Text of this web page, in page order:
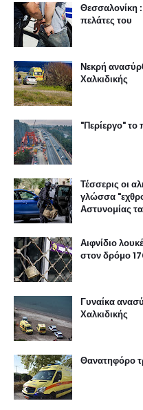
Θεσσαλονίκη
πελάτες του
Νεκρή
Χαλκιδικής
"Περίεργο"
Τέσσερις οι
γλώσσα
Αστυνομίας
Αιφνίδιο
στον δρόμο
Γυναίκα
Χαλκιδικής
Θανατηφόρο